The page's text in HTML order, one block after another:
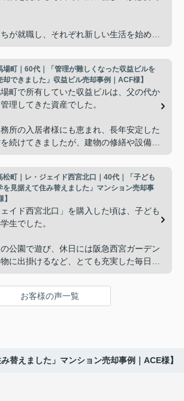
が就職し、それぞれ新しい生活を始める
屋が増え、
ちには少し広すぎるね。」
の負担も考え、夫婦二人にちょうど良い
ティエステートさんへ相談すると、「パ
西宮北口」の査定だけでなく、住み替え
ケジュールや資金計画まで丁寧にサポート
いました。
は、西宮北口駅へのアクセス、阪急西宮
、医療機関や買い物施設など、将来も安
場町｜60代｜「管理が難しくなった収益ビルを
却できました」収益ビル売却事例｜ACF様】
町で所有していた収益ビルは、父の代か
理してきた資産でした。
所の入居者様にも恵まれ、長年安定した
続けてきましたが、建物の修繕や設備更
ちはそれぞれ別の仕事に就いており、
のビルの管理を任せるのは難しいかもし
し合うようになりました。
ニティエステートさんへ相談すると、収益
けの販売方法をご提案いただきました。
く、長期保有したい物件です。」
松町｜レ・ジェイド西宮北口｜40代｜「子ども
を見据えて住み替えました」マンション売却事
ェイド西宮北口」を購入した頃は、子ども
生でした。
公園で遊び、休日には阪急西宮ガーデン
に出掛けるなど、とても充実した毎日を
ち、子どもが高校進学を意識する年齢にな
お客様の声一覧
替えました」マンション売却事例｜ACE様】